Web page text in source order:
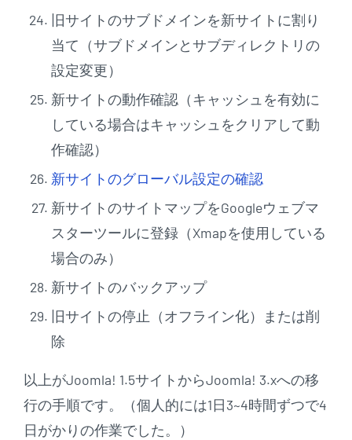
旧サイトのサブドメインを新サイトに割り
当て（サブドメインとサブディレクトリの
設定変更）
新サイトの動作確認（キャッシュを有効に
している場合はキャッシュをクリアして動
作確認）
新サイトのグローバル設定の確認
新サイトのサイトマップをGoogleウェブマ
スターツールに登録（Xmapを使用している
場合のみ）
新サイトのバックアップ
旧サイトの停止（オフライン化）または削
除
以上がJoomla! 1.5サイトからJoomla! 3.xへの移
行の手順です。（個人的には1日3~4時間ずつで4
日がかりの作業でした。）